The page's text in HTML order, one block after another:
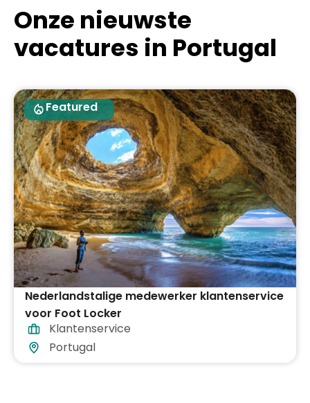
Onze nieuwste
vacatures in Portugal
Featured
Nederlandstalige medewerker klantenservice
voor Foot Locker
Klantenservice
Portugal